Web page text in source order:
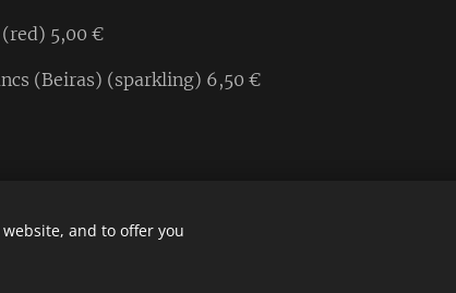
5,00 €
(Beiras) (sparkling) 6,50 €
165 Silvesand to offer you